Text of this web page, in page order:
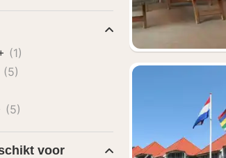
(1)
(5)
(5)
voor